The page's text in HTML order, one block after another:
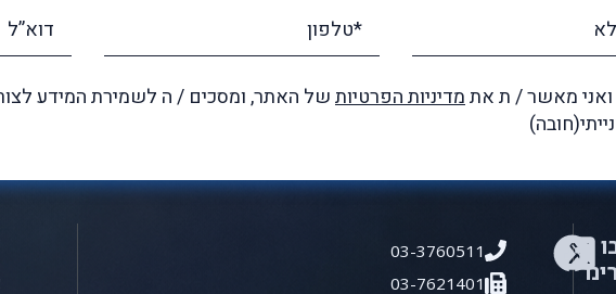
מאשר / ת אתמדיניות הפרטיותשל האתר, ומסכים / ה לשמירת המידע
03-3760511
03-7621401